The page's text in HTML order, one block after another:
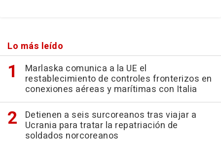
Lo más leído
Marlaska comunica a la UE el
restablecimiento de controles fronterizos en
conexiones aéreas y marítimas con Italia
Detienen a seis surcoreanos tras viajar a
Ucrania para tratar la repatriación de
soldados norcoreanos